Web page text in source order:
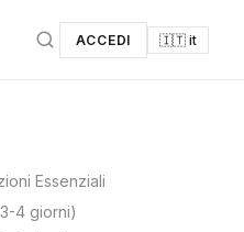
ACCEDI 🇮🇹 it
Essenziali
4 giorni)